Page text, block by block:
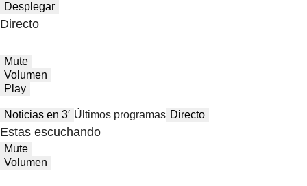
Desplegar
Directo
Mute
Volumen
Play
Noticias en 3′ Últimos programas Directo
Estas escuchando
Mute
Volumen